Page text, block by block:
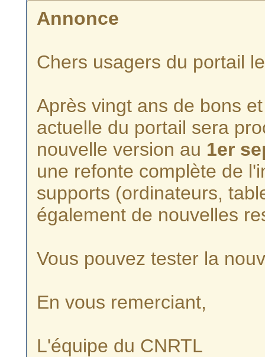
Annonce
Chers usagers du portail
Après vingt ans de bons
actuelle du portail sera
nouvelle version au 1er
une refonte complète de
supports (ordinateurs,
également de nouvelles
Vous pouvez tester la
En vous remerciant,
L'équipe du CNRTL